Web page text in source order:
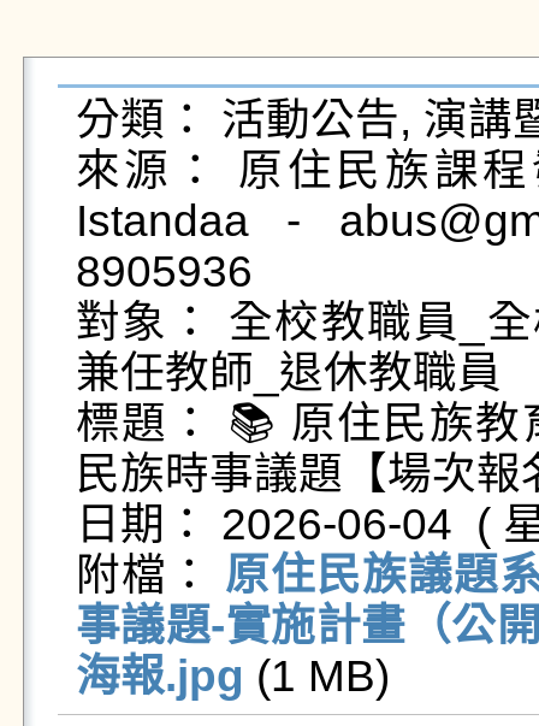
分類： 活動公告, 演講
來源： 原住民族課
Istandaa -
8905936
對象： 全校教職員_
兼任教師_退休教職員
標題： 📚 原住民族
民族時事議題【場次報
日期： 2026-06-04  (
附檔： 原住民族議題
事議題-實施計畫（公
海報.jpg (1 MB)